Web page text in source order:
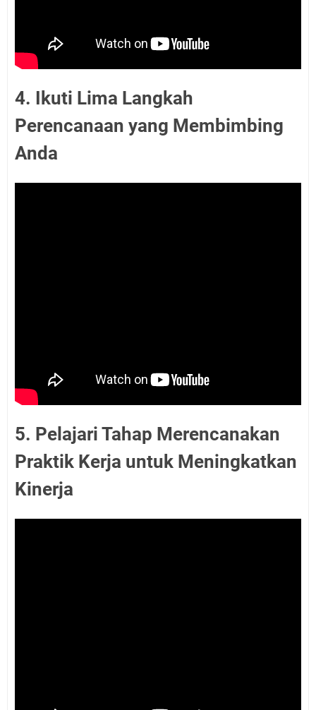
4. Ikuti Lima Langkah
Perencanaan yang Membimbing
Anda
5. Pelajari Tahap Merencanakan
Praktik Kerja untuk Meningkatkan
Kinerja